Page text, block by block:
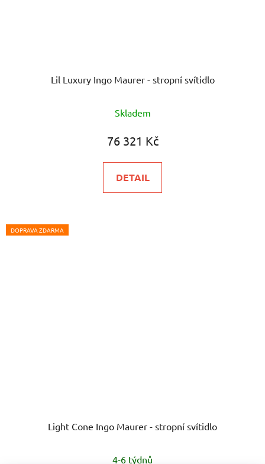
Lil Luxury Ingo Maurer - stropní svítidlo
Skladem
76 321 Kč
DETAIL
DOPRAVA ZDARMA
Light Cone Ingo Maurer - stropní svítidlo
4-6 týdnů